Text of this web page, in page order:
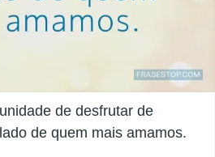
de desfrutar de
de quem mais amamos.